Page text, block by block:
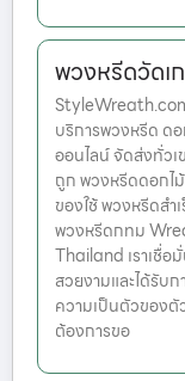
พวงหรีดวัดเ
บริการพวงหรีด ด
ออนไลน์ จัดส่งทั่ว
ถูก พวงหรีดดอกไ
ของใช้ พวงหรีดส
พวงหรีดกทม
Thailand เราเชื่อ
สวยงามและได้รั
ความเป็นตัวของตั
ต้องการขอ